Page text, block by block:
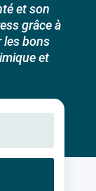
et son
grâce à
les bons
et